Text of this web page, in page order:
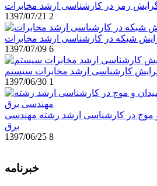
گرایش رمز در کارشناسی ارشد مخابرات
1397/07/21 2
شبکه در کارشناسی ارشد مخابرات
1397/07/09 6
گرایش کارشناسی ارشد مخابرات سیستم
1397/06/30 1
و موج در کارشناسی ارشد رشته مهندسی
برق
1397/06/25 8
خبرنامه